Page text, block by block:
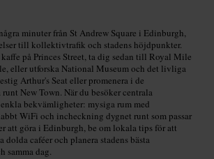
minuter från St Andrew Square i Edinburgh,
till kollektivtrafik och stadens höjdpunkter.
på Princes Street, ta dig sedan till Royal Mile
eller utforska National Museum och det livliga
Arthur's Seat eller promenera i de
New Town. När du besöker centrala
bekvämligheter: mysiga rum med
WiFi och incheckning dygnet runt som passar
att göra i Edinburgh, be om lokala tips för att
dolda caféer och planera stadens bästa
samma dag.